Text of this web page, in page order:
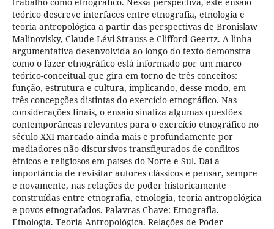
teórico descreve interfaces entre etnografia, etnologia e
teoria antropológica a partir das perspectivas de Bronislaw
Malinovisky, Claude-Lévi-Strauss e Clifford Geertz. A linha
argumentativa desenvolvida ao longo do texto demonstra
como o fazer etnográfico está informado por um marco
teórico-conceitual que gira em torno de três conceitos:
função, estrutura e cultura, implicando, desse modo, em
três concepções distintas do exercício etnográfico. Nas
considerações finais, o ensaio sinaliza algumas questões
contemporâneas relevantes para o exercício etnográfico no
século XXI marcado ainda mais e profundamente por
mediadores não discursivos transfigurados de conflitos
étnicos e religiosos em países do Norte e Sul. Daí a
importância de revisitar autores clássicos e pensar, sempre
e novamente, nas relações de poder historicamente
construídas entre etnografia, etnologia, teoria antropológica
e povos etnografados. Palavras Chave: Etnografia.
Etnologia. Teoria Antropológica. Relações de Poder